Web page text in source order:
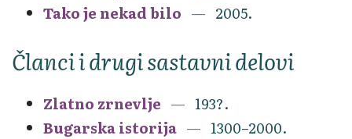
Tako je nekad bilo
2005.
Članci i drugi sastavni delovi
Zlatno zrnevlje
193?.
Bugarska istorija
1300–2000.